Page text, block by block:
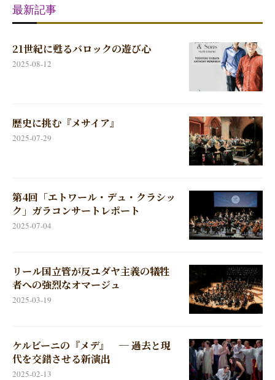
最新記事
21世紀に甦るバロックの遊び心
2025-08-12
歴史に挑む『メサイア』
2025-07-29
第4回「エトワール・デュ・クラシッ
ク」ガラコンサートレポート
2025-07-04
リール国立管が反ユダヤ主義の犠牲
者への強烈なオマージュ
2025-03-19
ケルビーニの『メデ』 ─ 過去と現
代を交錯させる新演出
2025-02-13